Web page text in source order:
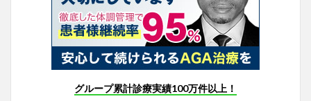
グループ累計診療実績100万件以上！